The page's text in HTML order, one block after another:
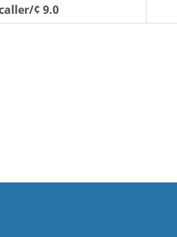
9.0 ¢/min/caller